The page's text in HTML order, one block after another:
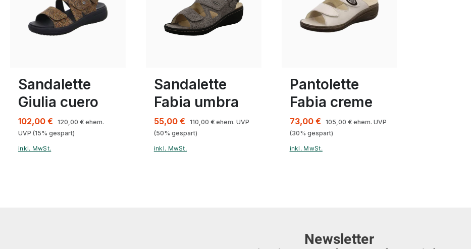
Sandalette
Giulia cuero
102,00 € 120,00 € ehem.
UVP (15% gespart)
inkl. MwSt.
Sandalette
Fabia umbra
55,00 € 110,00 €ehem. UVP
(50% gespart)
inkl. MwSt.
Pantolette
Fabia creme
73,00 € 105,00 €ehem. UVP
(30% gespart)
inkl. MwSt.
Newsletter